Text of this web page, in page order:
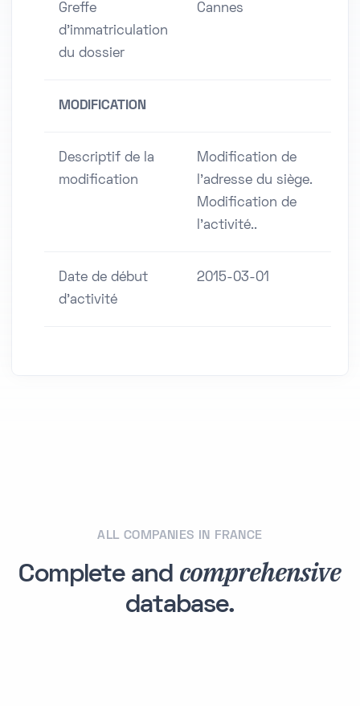
Greffe
d'immatriculation
du dossier
Cannes
MODIFICATION
Descriptif de la
modification
Modification de
l'adresse du siège.
Modification de
l'activité..
Date de début
d'activité
2015-03-01
ALL COMPANIES IN FRANCE
Complete and comprehensive
database.